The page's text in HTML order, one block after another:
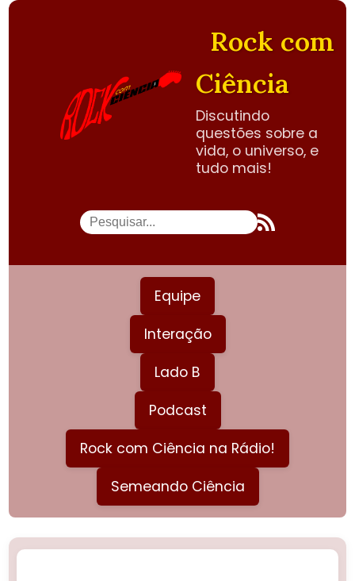
Rock com
Ciência
Discutindo
questões sobre a
vida, o universo, e
tudo mais!
Equipe
Interação
Lado B
Podcast
Rock com Ciência na Rádio!
Semeando Ciência